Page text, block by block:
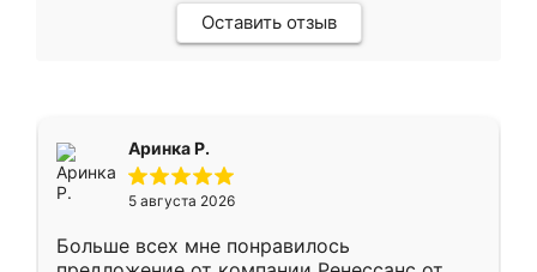
Оставить отзыв
Аринка Р.
5 августа 2026
Больше всех мне понравилось